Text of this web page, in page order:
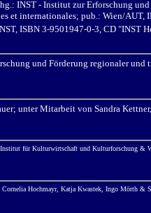
INST - Institut zur Erforschung
et internationales; pub.: Wien/AUT,
ISBN 3-9501947-0-3, CD "INST
und Förderung regionaler
unter Mitarbeit von Sandra
für Kulturwirtschaft und Kulturforschung &
Hochmayr, Katja Kwastek, Ingo Mörth &